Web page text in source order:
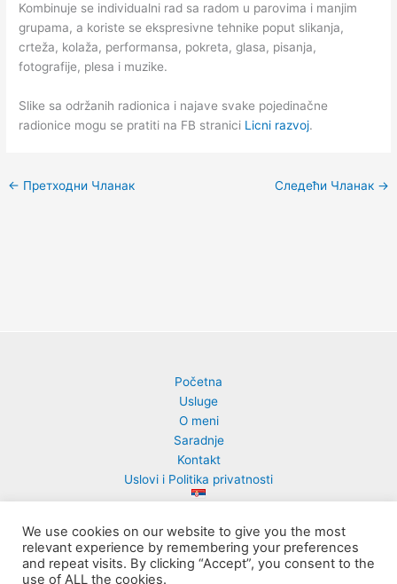
Kombinuje se individualni rad sa radom u parovima i manjim
grupama, a koriste se ekspresivne tehnike poput slikanja,
crteža, kolaža, performansa, pokreta, glasa, pisanja,
fotografije, plesa i muzike.
Slike sa održanih radionica i najave svake pojedinačne
radionice mogu se pratiti na FB stranici Licni razvoj.
← Претходни Чланак Следећи Чланак →
Početna
Usluge
O meni
Saradnje
Kontakt
Uslovi i Politika privatnosti
PsihoArt Lab | Milena Ćuk
We use cookies on our website to give you the most
relevant experience by remembering your preferences
and repeat visits. By clicking “Accept”, you consent to the
use of ALL the cookies.